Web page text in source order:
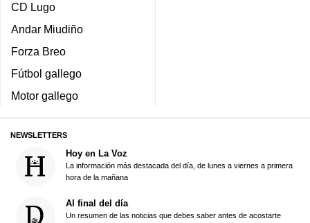
CD Lugo
Andar Miudiño
Forza Breo
Fútbol gallego
Motor gallego
NEWSLETTERS
Hoy en La Voz
La información más destacada del día, de lunes a viernes a primera
hora de la mañana
Al final del día
Un resumen de las noticias que debes saber antes de acostarte